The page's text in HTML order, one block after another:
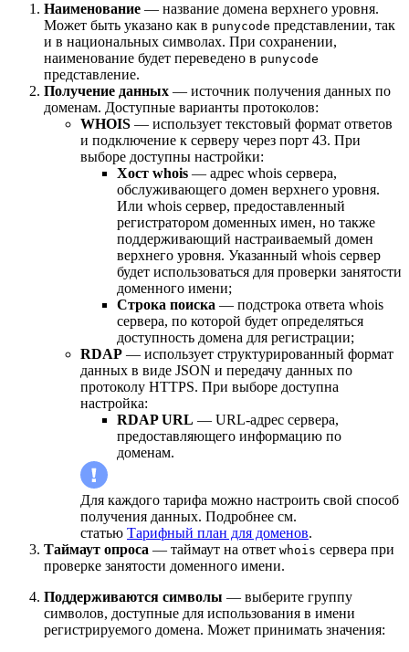
Наименование — название домена верхнего уровня.
Может быть указано как в punycode представлении, так
и в национальных символах. При сохранении,
наименование будет переведено в punycode
представление.
Получение данных — источник получения данных по
доменам. Доступные варианты протоколов:
WHOIS — использует текстовый формат ответов
и подключение к серверу через порт 43. При
выборе доступны настройки:
Хост whois — адрес whois сервера,
обслуживающего домен верхнего уровня.
Или whois сервер, предоставленный
регистратором доменных имен, но также
поддерживающий настраиваемый домен
верхнего уровня. Указанный whois сервер
будет использоваться для проверки занятости
доменного имени;
Строка поиска — подстрока ответа whois
сервера, по которой будет определяться
доступность домена для регистрации;
RDAP — использует структурированный формат
данных в виде JSON и передачу данных по
протоколу HTTPS. При выборе доступна
настройка:
RDAP URL — URL-адрес сервера,
предоставляющего информацию по
доменам.
Для каждого тарифа можно настроить свой способ
получения данных. Подробнее см.
статью Тарифный план для доменов.
Таймаут опроса — таймаут на ответ whois сервера при
проверке занятости доменного имени.
Поддерживаются символы — выберите группу
символов, доступные для использования в имени
регистрируемого домена. Может принимать значения: